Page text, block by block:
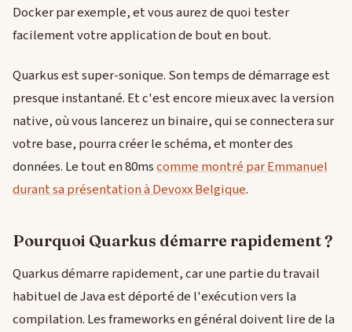
Docker par exemple, et vous aurez de quoi tester
facilement votre application de bout en bout.
Quarkus est super-sonique. Son temps de démarrage est
presque instantané. Et c'est encore mieux avec la version
native, où vous lancerez un binaire, qui se connectera sur
votre base, pourra créer le schéma, et monter des
données. Le tout en 80mscomme montré par Emmanuel
durant sa présentation à Devoxx Belgique.
Pourquoi Quarkus démarre rapidement ?
Quarkus démarre rapidement, car une partie du travail
habituel de Java est déporté de l'exécution vers la
compilation. Les frameworks en général doivent lire de la